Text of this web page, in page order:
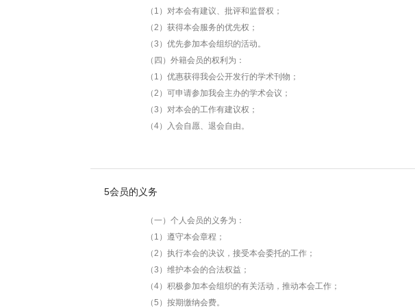
（1）对本会有建议、批评和监督权；
（2）获得本会服务的优先权；
（3）优先参加本会组织的活动。
（四）外籍会员的权利为：
（1）优惠获得我会公开发行的学术刊物；
（2）可申请参加我会主办的学术会议；
（3）对本会的工作有建议权；
（4）入会自愿、退会自由。
5会员的义务
（一）个人会员的义务为：
（1）遵守本会章程；
（2）执行本会的决议，接受本会委托的工作；
（3）维护本会的合法权益；
（4）积极参加本会组织的有关活动，推动本会工作；
（5）按期缴纳会费。